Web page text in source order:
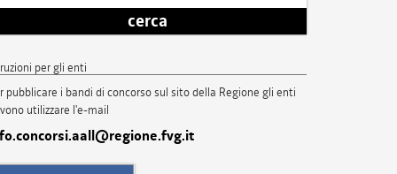
cerca
per gli enti
pubblicare i bandi di concorso sul sito della Regione gli enti
utilizzare l'e-mail